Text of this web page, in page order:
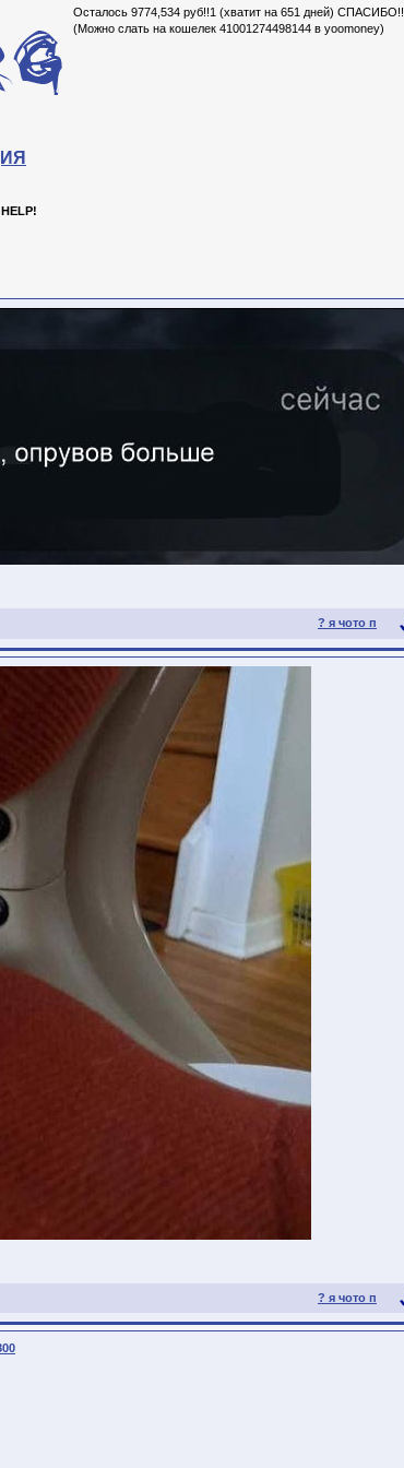
Осталось 9774,534 руб!!1 (хватит на 651 дней) СПАСИБО!!
(Можно слать на кошелек 41001274498144 в yoomoney)
HELP!
? я чото п
? я чото п